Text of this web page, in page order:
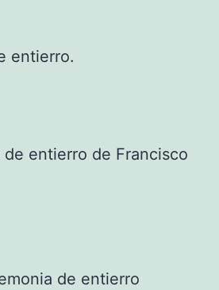
entierro.
entierro de Francisco
de entierro